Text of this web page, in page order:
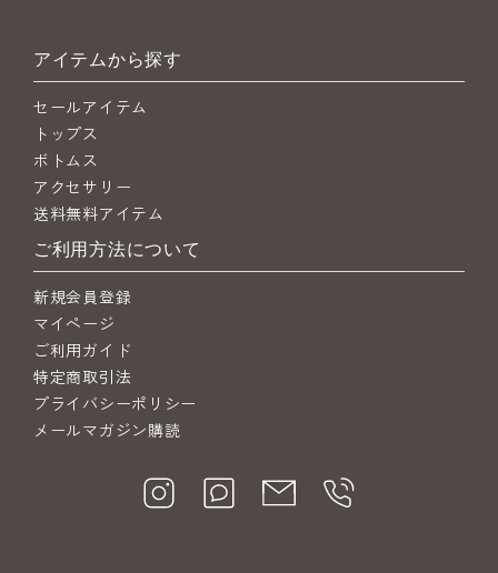
アイテムから探す
セールアイテム
トップス
ボトムス
アクセサリー
送料無料アイテム
ご利用方法について
新規会員登録
マイページ
ご利用ガイド
特定商取引法
プライバシーポリシー
メールマガジン購読